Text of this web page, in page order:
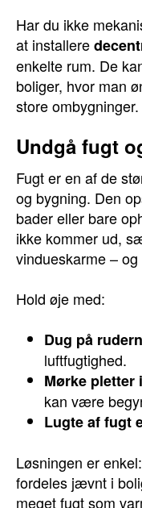
Har du ikke
at installere
enkelte rum. De
boliger, hvor man
store ombygninger.
Undgå fugt
Fugt er en af de
og bygning. Den
bader eller bare
ikke kommer ud,
vindueskarme –
Hold øje med:
Dug på
luftfugtighed.
Mørke pletter
kan være
Lugte af fugt
Løsningen er
fordeles jævnt i
meget fugt som